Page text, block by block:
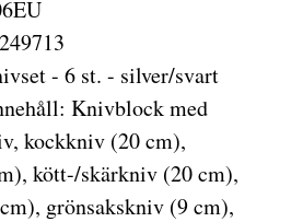
- 6 st. - silver/svart
Knivblock med
kockkniv (20 cm),
kött-/skärkniv (20 cm),
grönsakskniv (9 cm),